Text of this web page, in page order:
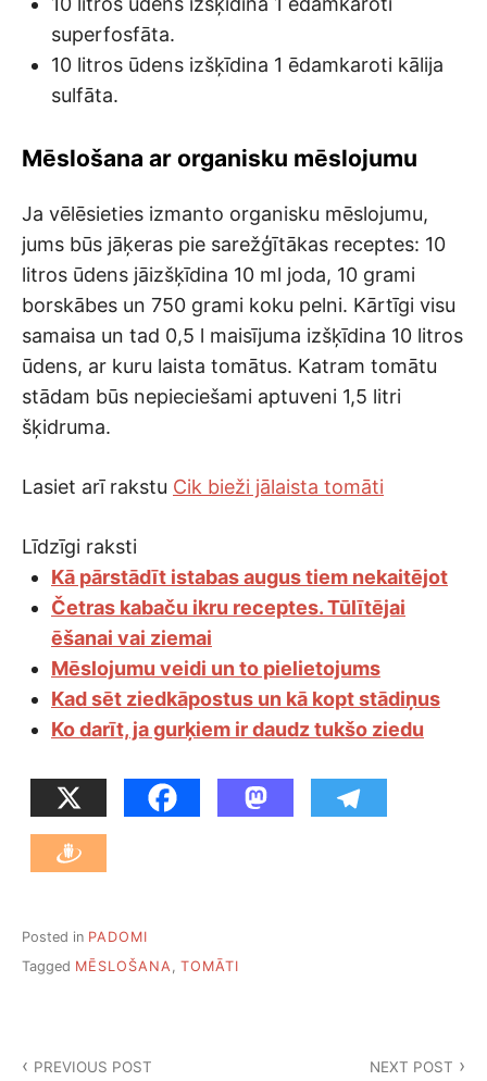
superfosfāta.
10 litros ūdens izšķīdina 1 ēdamkaroti kālija
sulfāta.
Mēslošana ar organisku mēslojumu
Ja vēlēsieties izmanto organisku mēslojumu,
jums būs jāķeras pie sarežģītākas receptes: 10
litros ūdens jāizšķīdina 10 ml joda, 10 grami
borskābes un 750 grami koku pelni. Kārtīgi visu
samaisa un tad 0,5 l maisījuma izšķīdina 10 litros
ūdens, ar kuru laista tomātus. Katram tomātu
stādam būs nepieciešami aptuveni 1,5 litri
šķidruma.
Lasiet arī rakstu Cik bieži jālaista tomāti
Līdzīgi raksti
Kā pārstādīt istabas augus tiem nekaitējot
Četras kabaču ikru receptes. Tūlītējai
ēšanai vai ziemai
Mēslojumu veidi un to pielietojums
Kad sēt ziedkāpostus un kā kopt stādiņus
Ko darīt, ja gurķiem ir daudz tukšo ziedu
Posted in PADOMI
Tagged MĒSLOŠANA TOMĀTI
PREVIOUS POST NEXT POST